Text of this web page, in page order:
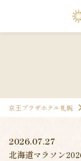
京王プラザホテル札幌
2026.07.27
北海道マラソン
Facility
ー クロスヴ
すし・北の
ジム
9253